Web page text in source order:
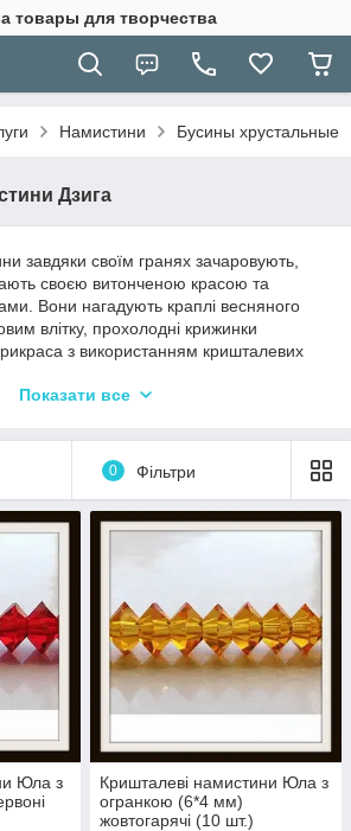
товары для творчества
Намистини Бусины хрустальные
Дзига
завдяки своїм гранях зачаровують,
своєю витонченою красою та
Вони нагадують краплі весняного
влітку, прохолодні крижинки
з використанням кришталевих
що прикраса створене з кришталевих
Показати все
0 Фільтри
Юла з
Кришталеві намистини Юла з
огранкою (6*4 мм)
жовтогарячі (10 шт.)